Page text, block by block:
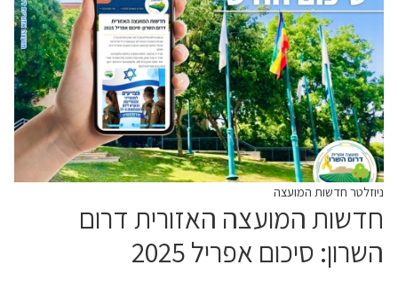
ניוזלטר חדשות המועצה
חדשות המועצה האזורית דרום
השרון: סיכום אפריל 2025